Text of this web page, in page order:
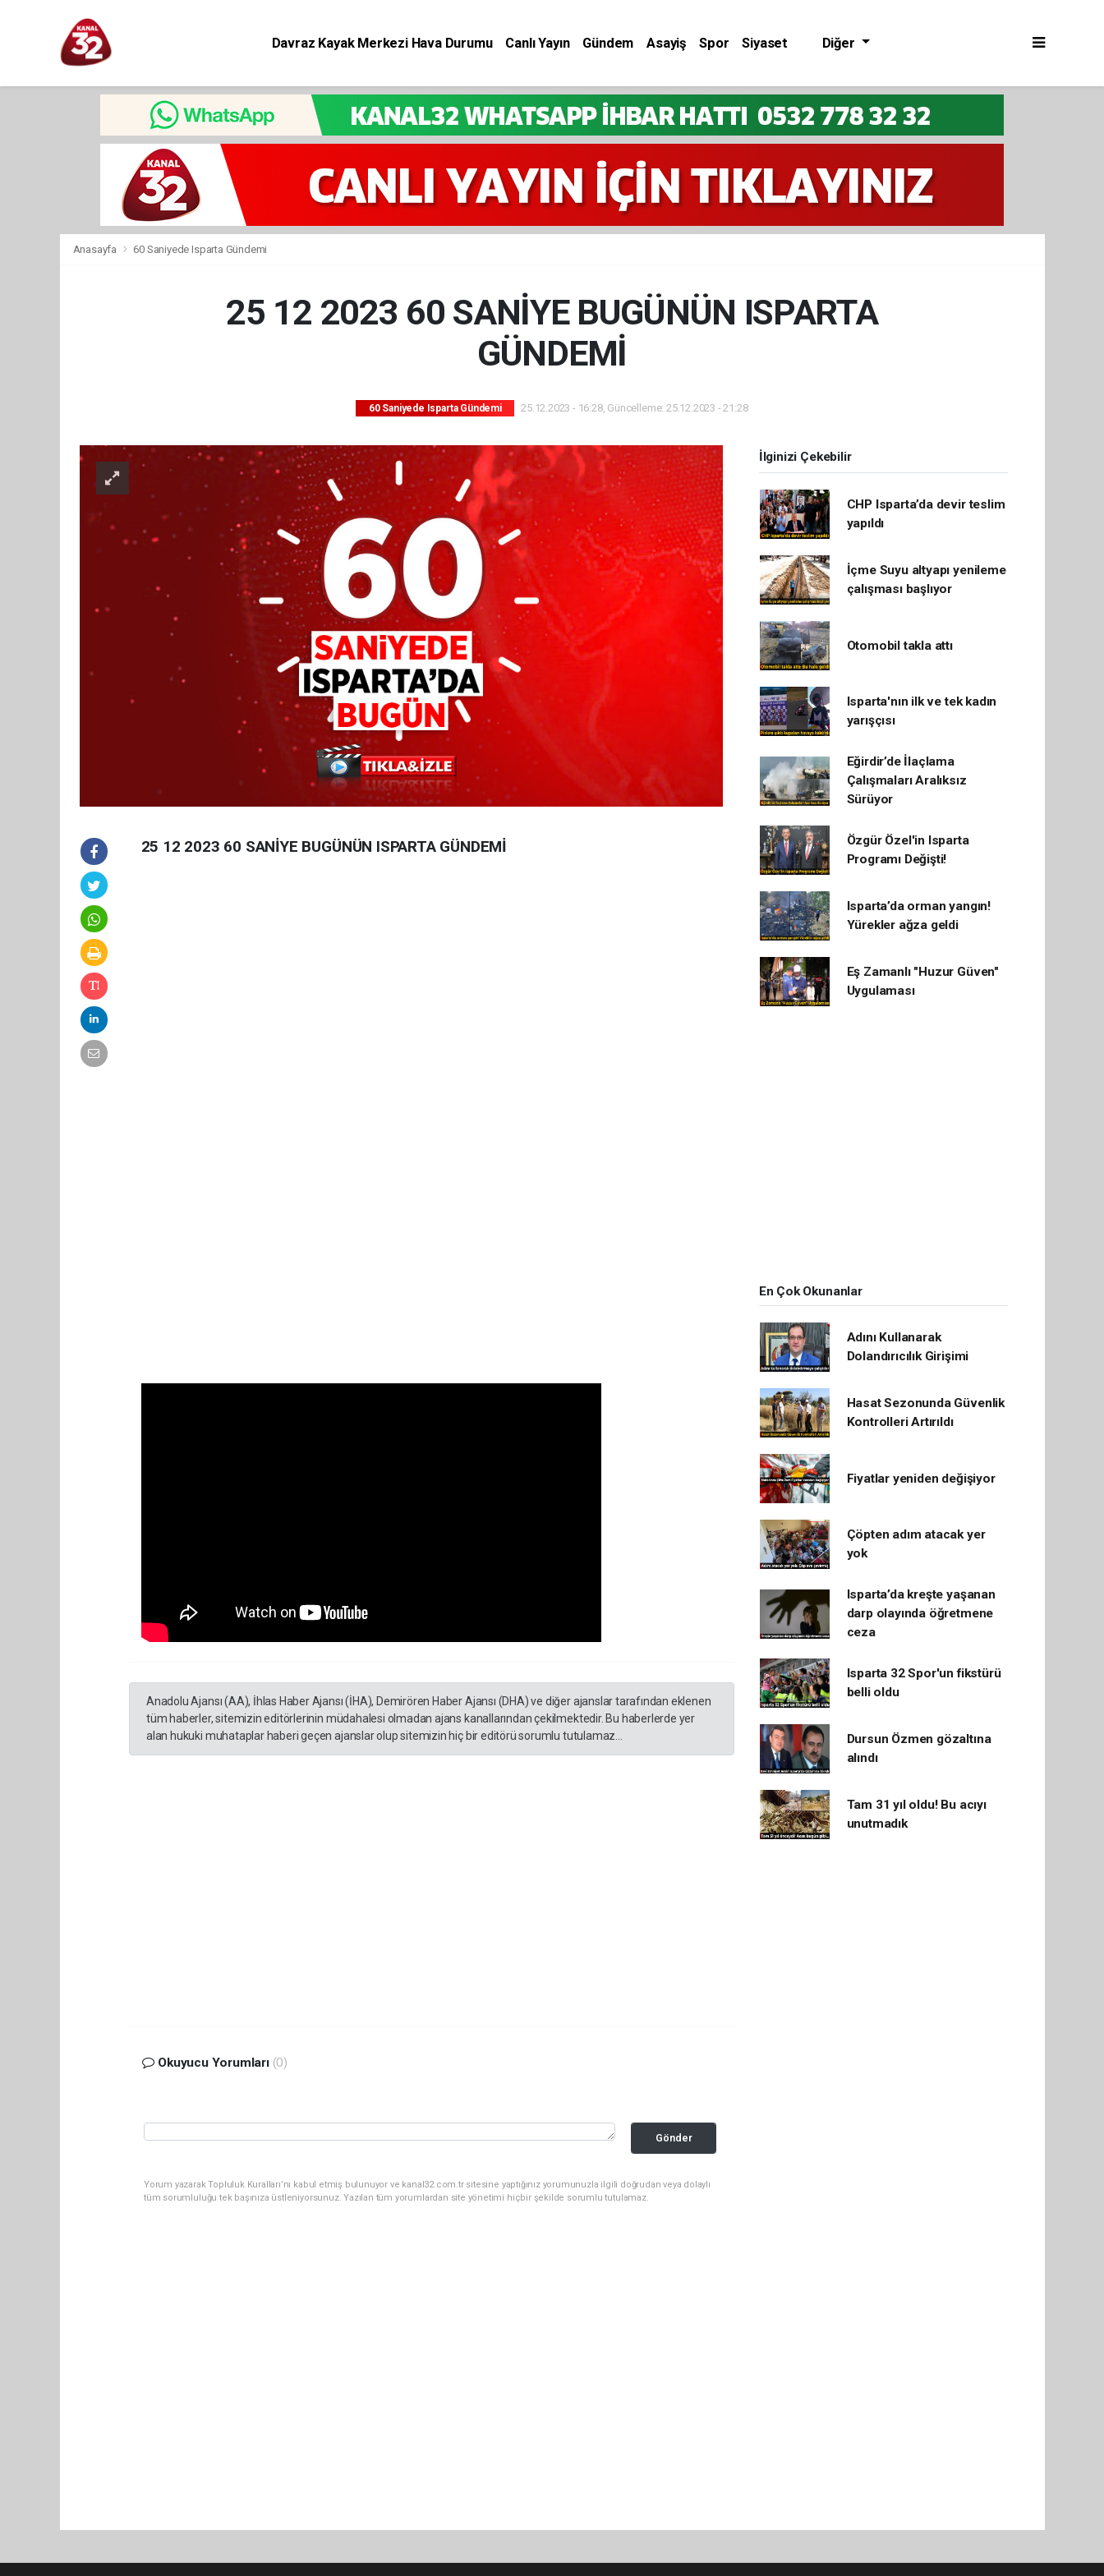
Davraz Kayak Merkezi Hava Durumu Canlı Yayın Gündem Asayiş Spor
Siyaset
Diğer
Anasayfa 60 Saniyede Isparta Gündemi
25 12 2023 60 SANİYE BUGÜNÜN ISPARTA
GÜNDEMİ
60 Saniyede Isparta Gündemi 25.12.2023 - 16:28, Güncelleme: 25.12.2023 - 21:28
25 12 2023 60 SANİYE BUGÜNÜN ISPARTA GÜNDEMİ
Anadolu Ajansı (AA), İhlas Haber Ajansı (İHA), Demirören Haber Ajansı (DHA) ve diğer ajanslar tarafından eklenen
tüm haberler, sitemizin editörlerinin müdahalesi olmadan ajans kanallarından çekilmektedir. Bu haberlerde yer
alan hukuki muhataplar haberi geçen ajanslar olup sitemizin hiç bir editörü sorumlu tutulamaz...
Okuyucu Yorumları (0)
Gönder
Yorum yazarak Topluluk Kuralları’nı kabul etmiş bulunuyor ve kanal32.com.tr sitesine yaptığınız yorumunuzla ilgili doğrudan veya dolaylı
tüm sorumluluğu tek başınıza üstleniyorsunuz. Yazılan tüm yorumlardan site yönetimi hiçbir şekilde sorumlu tutulamaz.
İlginizi Çekebilir
CHP Isparta’da devir teslim
yapıldı
İçme Suyu altyapı yenileme
çalışması başlıyor
Otomobil takla attı
Isparta'nın ilk ve tek kadın
yarışçısı
Eğirdir’de İlaçlama
Çalışmaları Aralıksız
Sürüyor
Özgür Özel'in Isparta
Programı Değişti!
Isparta’da orman yangın!
Yürekler ağza geldi
Eş Zamanlı "Huzur Güven"
Uygulaması
En Çok Okunanlar
Adını Kullanarak
Dolandırıcılık Girişimi
Hasat Sezonunda Güvenlik
Kontrolleri Artırıldı
Fiyatlar yeniden değişiyor
Çöpten adım atacak yer
yok
Isparta’da kreşte yaşanan
darp olayında öğretmene
ceza
Isparta 32 Spor'un fikstürü
belli oldu
Dursun Özmen gözaltına
alındı
Tam 31 yıl oldu! Bu acıyı
unutmadık